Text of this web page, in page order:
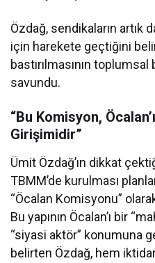
Özdağ, sendikaların artık
için harekete geçtiğini
bastırılmasının
savundu.
“Bu Komisyon,
Girişimidir”
Ümit Özdağ’ın dikkat
TBMM’de kurulması
“Öcalan Komisyonu”
Bu yapının Öcalan’ı bir
“siyasi aktör” konumuna
belirten Özdağ, hem